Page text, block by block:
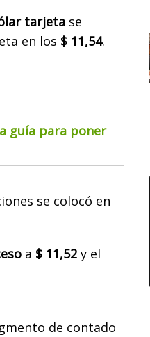
tarjeta se
en los $ 11,54.
guía para poner
se colocó en
a $ 11,52 y el
de contado